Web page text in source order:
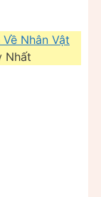
Nhân Vật
Nhất